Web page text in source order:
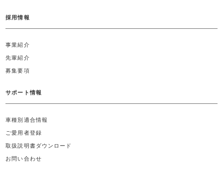
採用情報
事業紹介
先輩紹介
募集要項
サポート情報
車種別適合情報
ご愛用者登録
取扱説明書ダウンロード
お問い合わせ